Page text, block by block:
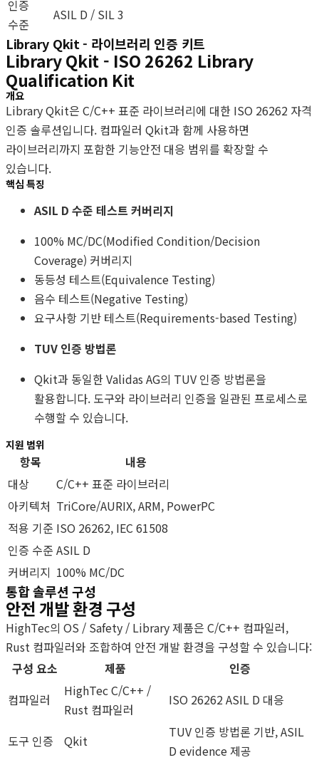
인증
수준
ASIL D / SIL 3
Library Qkit - 라이브러리 인증 키트
Library Qkit - ISO 26262 Library
Qualification Kit
개요
Library Qkit은 C/C++ 표준 라이브러리에 대한 ISO 26262 자격
인증 솔루션입니다. 컴파일러 Qkit과 함께 사용하면
라이브러리까지 포함한 기능안전 대응 범위를 확장할 수
있습니다.
핵심 특징
ASIL D 수준 테스트 커버리지
100% MC/DC(Modified Condition/Decision
Coverage) 커버리지
동등성 테스트(Equivalence Testing)
음수 테스트(Negative Testing)
요구사항 기반 테스트(Requirements-based Testing)
TUV 인증 방법론
Qkit과 동일한 Validas AG의 TUV 인증 방법론을
활용합니다. 도구와 라이브러리 인증을 일관된 프로세스로
수행할 수 있습니다.
지원 범위
항목
내용
대상
C/C++ 표준 라이브러리
아키텍처 TriCore/AURIX, ARM, PowerPC
적용 기준 ISO 26262, IEC 61508
인증 수준 ASIL D
커버리지 100% MC/DC
통합 솔루션 구성
안전 개발 환경 구성
HighTec의 OS / Safety / Library 제품은 C/C++ 컴파일러,
Rust 컴파일러와 조합하여 안전 개발 환경을 구성할 수 있습니다:
구성 요소
제품
인증
컴파일러
HighTec C/C++ /
Rust 컴파일러
ISO 26262 ASIL D 대응
도구 인증 Qkit
TUV 인증 방법론 기반, ASIL
D evidence 제공